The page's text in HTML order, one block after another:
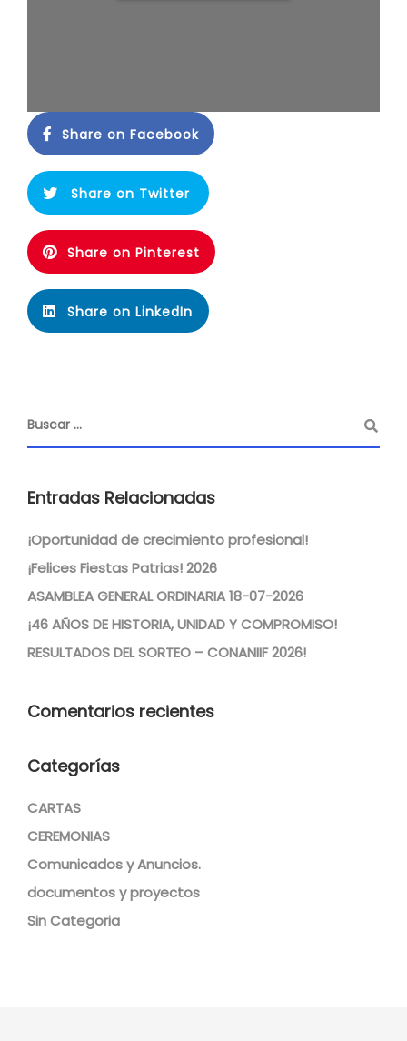
Share on Facebook
Share on Twitter
Share on Pinterest
Share on LinkedIn
Entradas Relacionadas
¡Oportunidad de crecimiento profesional!
¡Felices Fiestas Patrias! 2026
ASAMBLEA GENERAL ORDINARIA 18-07-2026
¡46 AÑOS DE HISTORIA, UNIDAD Y COMPROMISO!
RESULTADOS DEL SORTEO – CONANIIF 2026!
Comentarios recientes
Categorías
CARTAS
CEREMONIAS
Comunicados y Anuncios.
documentos y proyectos
Sin Categoria